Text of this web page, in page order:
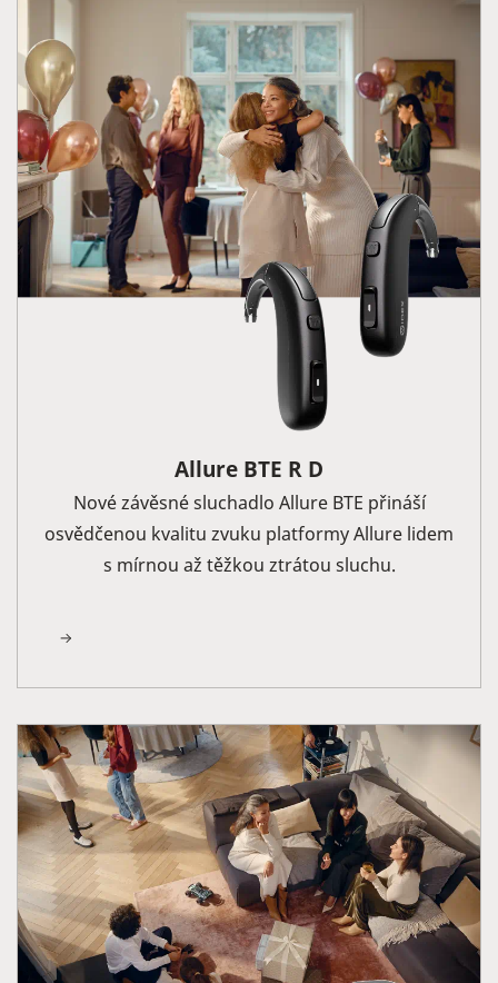
Allure BTE R D
Nové závěsné sluchadlo Allure BTE přináší
osvědčenou kvalitu zvuku platformy Allure lidem
s mírnou až těžkou ztrátou sluchu.